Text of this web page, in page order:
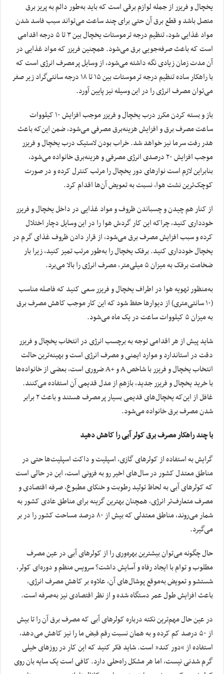
یخچال و فریزر از جمله لوازم برقی است که باید به‌طور دائم به پریز برق
متصل باشد و قطع برق آن حتی برای چند ساعت می‌تواند سبب فاسد شدن
مواد غذایی شود، تنظیم درجه ترموستات یخچال بین ۳ تا ۵ درجه اقدامی
است که باعث صرفه‌جویی برق می‌شود. همچنین فریزر که مواد غذایی در
آن مدت زمان زیادی نگه داشته می‌شود، از وسایل پرمصرف انرژی است که
با راهکار ساده تنظیم درجه ترموستات بین ۱۵ تا ۱۸ درجه سانتی‌گراد زیر صفر
می‌توان مصرف انرژی را در این وسیله نیز پایین آورد.
باز و بسته کردن مکرر درب یخچال و فریزر موجب افزایش ۱۰ کیلووات
ساعت مصرف برق و افزایش هزینه‌برق مصرفی می‌شود، ضمن این‌که باعث
هدر رفت سرما نیز خواهد شد. خراب بودن لاستیک درب یخچال و فریزر
موجب افزایش ۲۰ درصدی انرژی مصرفی و هزینه‌برق خانواده می‌شود،
بنابراین لازم است نوارهای دور یخچال را مرتب کنترل کرده و در صورت
کوچک‌ترین نشت هوا، نسبت به تعویض آن‌ها اقدام کرد.
از کنار هم چیدن و چسباندن ظروف و مواد غذایی در داخل یخچال و فریزر
خودداری کنید، چراکه این کار گردش هوا را در این وسایل دچار اختلال
کرده و سبب افزایش مصرف برق می‌شود، از قرار دادن ظروف غذای گرم در
یخچال خودداری کنید. برفک یخچال را به‌طور مرتب تمیز کنید، زیرا بار
ضخامت برفک به میزان ۵ میلی‌متر، مصرف انرژی را بالا می‌برد.
به‌منظور تهویه هوا در اطراف یخچال و فریزر سعی کنید که فاصله مناسب
(۱۰ سانتی‌متری) از دیوارها حفظ شود که این کار موجب کاهش مصرف برق
به میزان ۵ کیلووات ساعت در یک ماه می‌شود.
شاید پیش از هر اقدامی توجه به برچسب انرژی در انتخاب یخچال و فریزر
دقت در استاندارد و موارد ایمنی و مصرف انرژی است و بهینه‌ترین حالت
انتخاب یخچال و فریزر با شاخص A و +A ضروری است، بعضی از خانواده‌ها
با خرید یخچال و فریزر جدید، بازهم از مدل قدیمی آن استفاده می‌کنند.
غافل از این‌که یخچال‌های قدیمی بسیار پرمصرف هستند و باعث ۲ برابر
شدن مصرف برق خانواده می‌شود.
با چند راهکار مصرف برق کولر آبی را کاهش دهید
گرایش به استفاده از کولرهای گازی، اسپلیت و داکت اسپلیت‌ها حتی در
مناطق معتدل کشور در سال‌های اخیر رو به فزونی است، این در حالی است
که کولرهای آبی به لحاظ تولید رطوبت و خنکای مطبوع، صرفه اقتصادی و
مصرف متعارف‌تر انرژی، همچنان بهترین گزینه برای مناطق عادی کشور به
شمار می‌روند، مناطق معتدلی که بیش از ۸۰ درصد مساحت کشور را در بر
می‌گیرد.
حال چگونه می‌توان بیشترین بهره‌وری را از کولرهای آبی در عین مصرف
مطلوب و توام با ایجاد رفاه و آسایش داشت؟ سرویس منظم و دوره‌ای کولر،
شستشو و تعویض به‌موقع پوشال‌های آن، علاوه بر کاهش مصرف انرژی،
باعث افزایش طول عمر دستگاه شده و از نظر اقتصادی نیز به‌صرفه است.
در عین‌ حال مهم‌ترین نکته درباره کولرهای آبی که مصرف برق آن را تا بیش
از ۵۰ درصد کم کرده و به همان نسبت رقم قبض ما را نیز کاهش می‌دهد،
استفاده از “دور کند” است. شاید فکر کنید که این کار در روزهای خیلی
گرم شدنی نیست، اما هر مشکل راه‌حلی دارد. کافی است یک سایه بان روی